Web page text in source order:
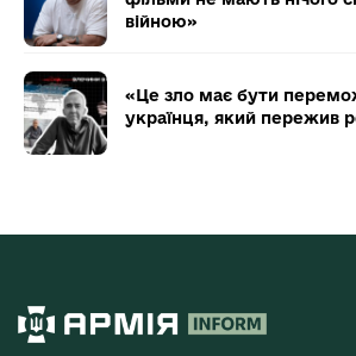
війною»
«Це зло має бути
українця, який пережив